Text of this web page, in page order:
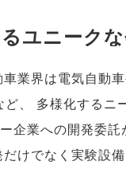
ユニーク
車業界は電気自動
ど、
多様化するニ
企業への開発委託
けでなく実験設